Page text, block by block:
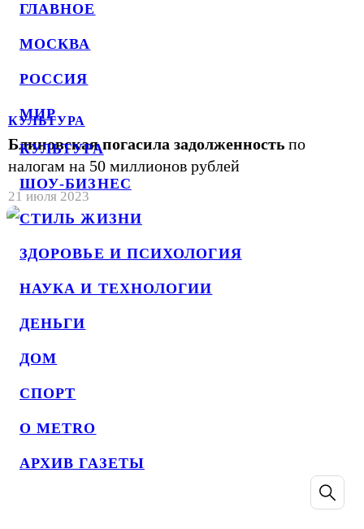
ГЛАВНОЕ
МОСКВА
РОССИЯ
МИР
КУЛЬТУРА
ШОУ-БИЗНЕС
СТИЛЬ ЖИЗНИ
ЗДОРОВЬЕ И ПСИХОЛОГИЯ
НАУКА И ТЕХНОЛОГИИ
ДЕНЬГИ
ДОМ
СПОРТ
О METRO
АРХИВ ГАЗЕТЫ
КУЛЬТУРА
Блиновская погасила задолженность по
налогам на 50 миллионов рублей
21 июля 2023